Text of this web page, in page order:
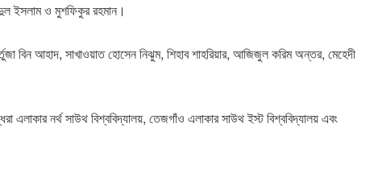
ইসলাম ও মুশফিকুর রহমান।
বিন আহাদ, সাখাওয়াত হোসেন নিঝুম, শিহাব শাহরিয়ার, আজিজুল করিম অন্তর, মেহেদী
এলাকার নর্থ সাউথ বিশ্ববিদ্যালয়, তেজগাঁও এলাকার সাউথ ইস্ট বিশ্ববিদ্যালয় এবং